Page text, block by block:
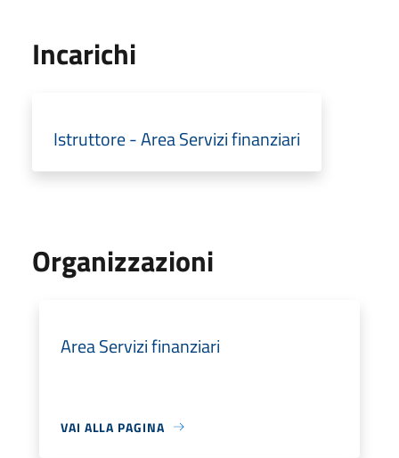
Incarichi
Istruttore - Area Servizi finanziari
Organizzazioni
Area Servizi finanziari
VAI ALLA PAGINA